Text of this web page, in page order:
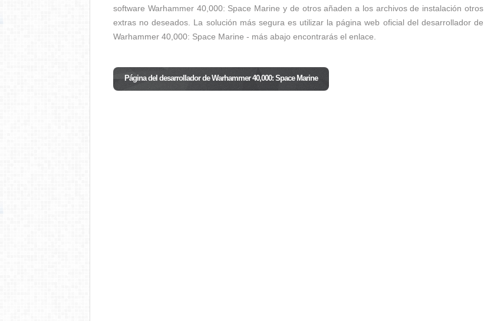
software Warhammer 40,000: Space Marine y de otros añaden a los archivos de instalación otros
extras no deseados. La solución más segura es utilizar la página web oficial del desarrollador de
Warhammer 40,000: Space Marine - más abajo encontrarás el enlace.
Página del desarrollador de Warhammer 40,000: Space Marine